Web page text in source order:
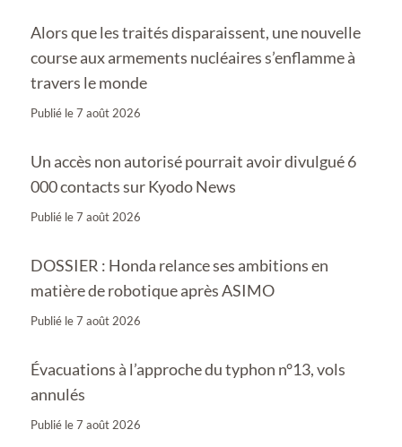
Alors que les traités disparaissent, une nouvelle
course aux armements nucléaires s’enflamme à
travers le monde
Publié le7 août 2026
Un accès non autorisé pourrait avoir divulgué 6
000 contacts sur Kyodo News
Publié le7 août 2026
DOSSIER : Honda relance ses ambitions en
matière de robotique après ASIMO
Publié le7 août 2026
Évacuations à l’approche du typhon n°13, vols
annulés
Publié le7 août 2026